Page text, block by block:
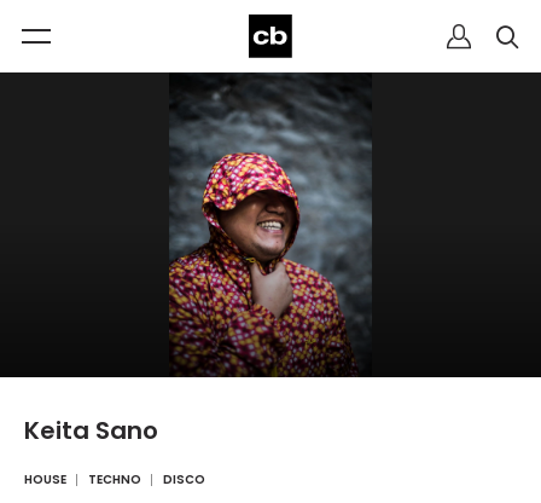
Keita Sano
HOUSE TECHNO DISCO